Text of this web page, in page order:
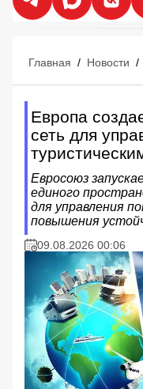
Главная / Новости /
Европа
сеть для
Евросоюз
единого
для управления
повышения
09.08.2026 00:06